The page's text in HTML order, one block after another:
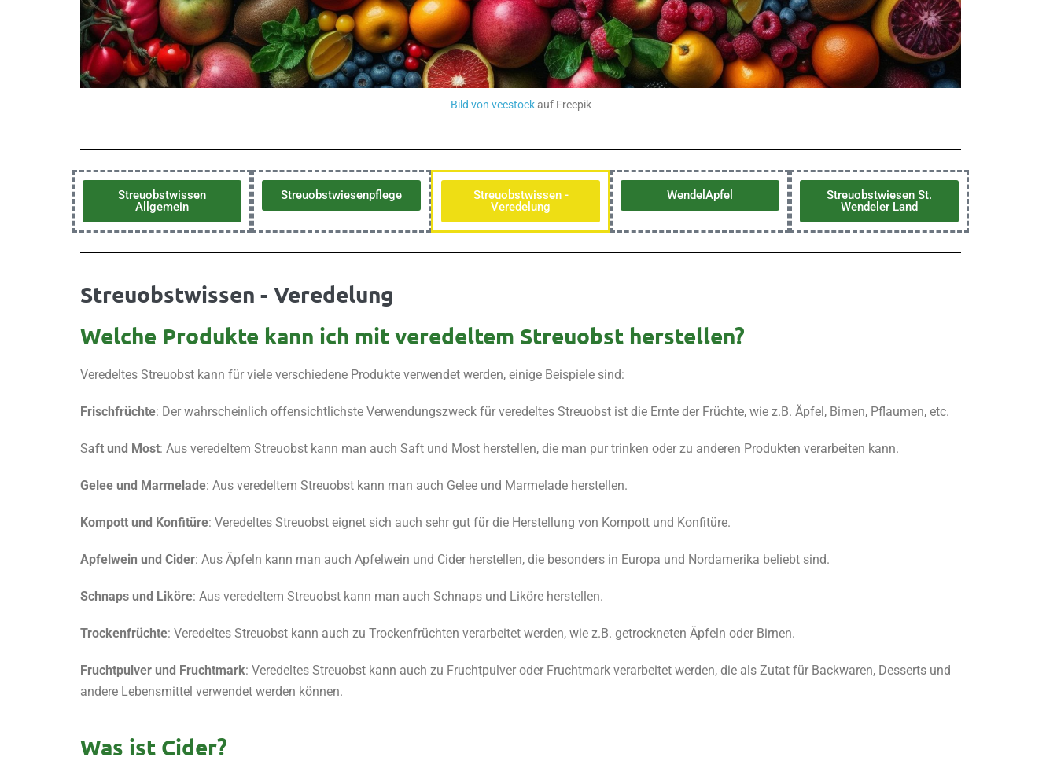
Bild von vecstockauf Freepik
Streuobstwissen
Allgemein
Streuobstwiesenpflege
Streuobstwissen -
Veredelung
WendelApfel
Streuobstwiesen St.
Wendeler Land
Streuobstwissen - Veredelung
Welche Produkte kann ich mit veredeltem Streuobst herstellen?
Veredeltes Streuobst kann für viele verschiedene Produkte verwendet werden, einige Beispiele sind:
Frischfrüchte: Der wahrscheinlich offensichtlichste Verwendungszweck für veredeltes Streuobst ist die Ernte der Früchte, wie z.B. Äpfel, Birnen, Pflaumen, etc.
Saft und Most: Aus veredeltem Streuobst kann man auch Saft und Most herstellen, die man pur trinken oder zu anderen Produkten verarbeiten kann.
Gelee und Marmelade: Aus veredeltem Streuobst kann man auch Gelee und Marmelade herstellen.
Kompott und Konfitüre: Veredeltes Streuobst eignet sich auch sehr gut für die Herstellung von Kompott und Konfitüre.
Apfelwein und Cider: Aus Äpfeln kann man auch Apfelwein und Cider herstellen, die besonders in Europa und Nordamerika beliebt sind.
Schnaps und Liköre: Aus veredeltem Streuobst kann man auch Schnaps und Liköre herstellen.
Trockenfrüchte: Veredeltes Streuobst kann auch zu Trockenfrüchten verarbeitet werden, wie z.B. getrockneten Äpfeln oder Birnen.
Fruchtpulver und Fruchtmark: Veredeltes Streuobst kann auch zu Fruchtpulver oder Fruchtmark verarbeitet werden, die als Zutat für Backwaren, Desserts und
andere Lebensmittel verwendet werden können.
Was ist Cider?